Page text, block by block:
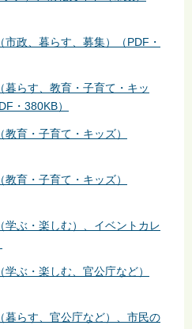
政、暮らす、募集）（PDF・
暮らす、教育・子育て・キッ
・380KB）
育・子育て・キッズ）
育・子育て・キッズ）
学ぶ・楽しむ）、イベントカレ
ぶ・楽しむ、官公庁など）
暮らす、官公庁など）、市民の